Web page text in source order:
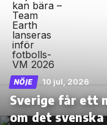
NÖJE 10 jul, 2026
Sverige får ett
om det